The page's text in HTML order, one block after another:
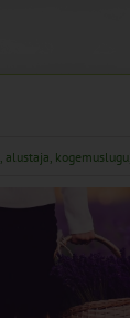
alustaja kogemuslugu,